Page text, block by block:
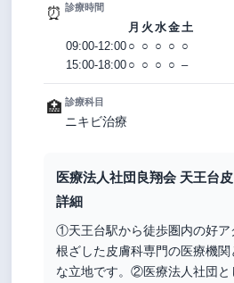
⏰ 診療時間
月 火 水金 土
09:00-12:00 ○ ○ ○ ○ ○
15:00-18:00 ○ ○ ○ ○ –
🏥 診療科目
ニキビ治療
医療法人社団良翔会 天王台
詳細
①天王台駅から徒歩圏内の好ア
根ざした皮膚科専門の医療機関
な立地です。②医療法人社団と